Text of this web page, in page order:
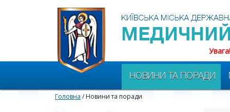
НОВИНИ ТА ПОРАДИ
Головна / Новини та поради